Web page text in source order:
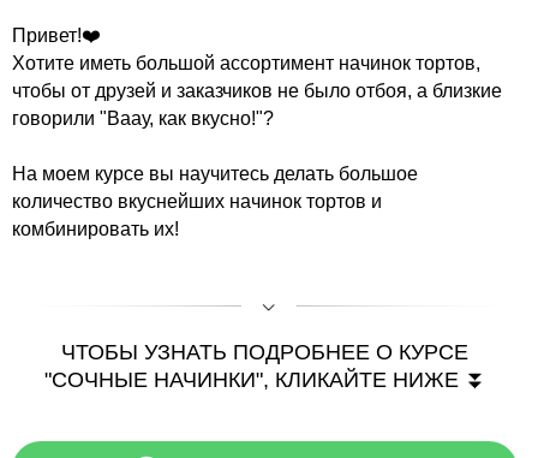
Привет!❤️
Хотите иметь большой ассортимент начинок тортов,
чтобы от друзей и заказчиков не было отбоя, а близкие
говорили "Ваау, как вкусно!"?
На моем курсе вы научитесь делать большое
количество вкуснейших начинок тортов и
комбинировать их!
ЧТОБЫ УЗНАТЬ ПОДРОБНЕЕ О КУРСЕ
"СОЧНЫЕ НАЧИНКИ", КЛИКАЙТЕ НИЖЕ ⏬